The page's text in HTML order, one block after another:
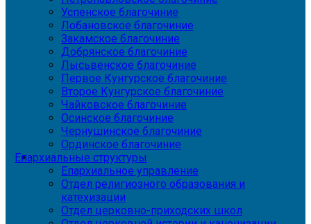
Успенское благочиние
Лобановское благочиние
Закамское благочиние
Добрянское благочиние
Лысьвенское благочиние
Первое Кунгурское благочиние
Второе Кунгурское благочиние
Чайковское благочиние
Осинское благочиние
Чернушинское благочиние
Ординское благочиние
Епархиальные структуры
Епархиальное управление
Отдел религиозного образования и
катехизации
Отдел церковно-приходских школ